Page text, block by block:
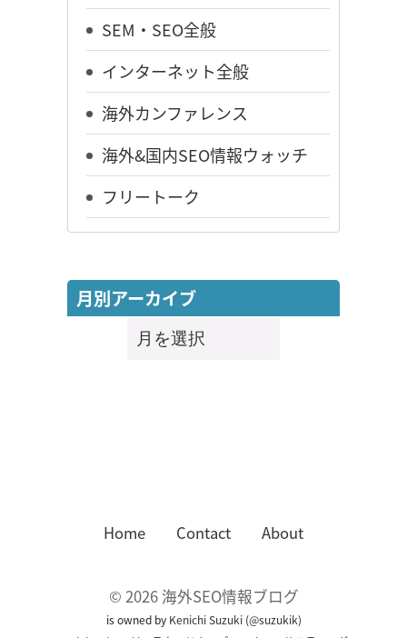
SEM・SEO全般
インターネット全般
海外カンファレンス
海外&国内SEO情報ウォッチ
フリートーク
月別アーカイブ
月
別
Home Contact About
© 2026 海外SEO情報ブログ
is owned by Kenichi Suzuki(@suzukik)